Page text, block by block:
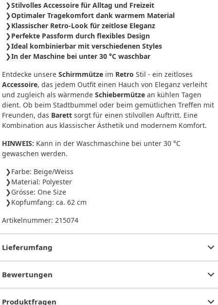
Stilvolles Accessoire für Alltag und Freizeit
Optimaler Tragekomfort dank warmem Material
Klassischer Retro-Look für zeitlose Eleganz
Perfekte Passform durch flexibles Design
Ideal kombinierbar mit verschiedenen Styles
In der Maschine bei unter 30 °C waschbar
Entdecke unsere Schirmmütze im Retro Stil - ein zeitloses
Accessoire, das jedem Outfit einen Hauch von Eleganz verleiht
und zugleich als wärmende Schiebermütze an kühlen Tagen
dient. Ob beim Stadtbummel oder beim gemütlichen Treffen mit
Freunden, das Barett sorgt für einen stilvollen Auftritt. Eine
Kombination aus klassischer Ästhetik und modernem Komfort.
HINWEIS: Kann in der Waschmaschine bei unter 30 °C
gewaschen werden.
Farbe: Beige/Weiss
Material: Polyester
Grösse: One Size
Kopfumfang: ca. 62 cm
Artikelnummer: 215074
Lieferumfang
Bewertungen
Produktfragen